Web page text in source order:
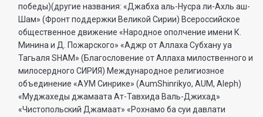
победы)(другие названия: «Джабха аль-Нусра ли-Ахль аш-
Шам» (Фронт поддержки Великой Сирии) Всероссийское
общественное движение «Народное ополчение имени К.
Минина и Д. Пожарского» «Аджр от Аллаха Субхану уа
Тагьаля SHAM» (Благословение от Аллаха милоственного и
милосердного СИРИЯ) Международное религиозное
объединение «АУМ Синрике» (AumShinrikyo, AUM, Aleph)
«Муджахеды джамаата Ат-Тавхида Валь-Джихад»
«Чистопольский Джамаат» «Рохнамо ба суи давлати